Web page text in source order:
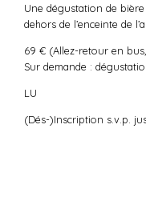
Une dégustation de
dehors de l’enceinte de
69 € (Allez-retour en
Sur demande :
LU
(Dés-)Inscription s.v.p.